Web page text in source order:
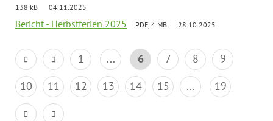
138 kB
04.11.2025
Bericht - Herbstferien 2025 PDF, 4 MB 28.10.2025
1 ... 6 7 8
9
10
11 12 13 14 15 ... 19